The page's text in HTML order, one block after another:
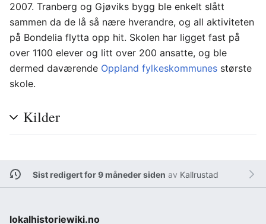
2007. Tranberg og Gjøviks bygg ble enkelt slått
sammen da de lå så nære hverandre, og all aktiviteten
på Bondelia flytta opp hit. Skolen har ligget fast på
over 1100 elever og litt over 200 ansatte, og ble
dermed daværende Oppland fylkeskommunes største
skole.
Kilder
Sist redigert for 9 måneder siden av Kallrustad
lokalhistoriewiki.no